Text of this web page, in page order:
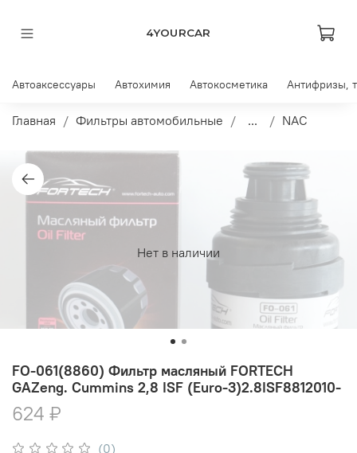
4YOURCAR
Автоаксессуары Автохимия Автокосметика Антифризы,
Главная Фильтры автомобильные ... NAC
Нет в наличии
(0)
FO-061(8860) Фильтр масляный FORTECH
GAZeng. Cummins 2,8 ISF (Euro-3)2.8ISF8812010-
624 ₽